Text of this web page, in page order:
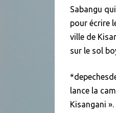
Sabangu
pour écrire
ville de
sur le sol
lance la
Kisangani ».